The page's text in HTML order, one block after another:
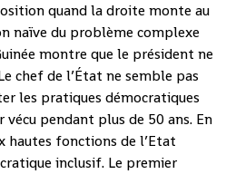
quand la droite monte au
naïve du problème complexe
montre que le président ne
chef de l’État ne semble pas
les pratiques démocratiques
vécu pendant plus de 50 ans. En
hautes fonctions de l’Etat
inclusif. Le premier